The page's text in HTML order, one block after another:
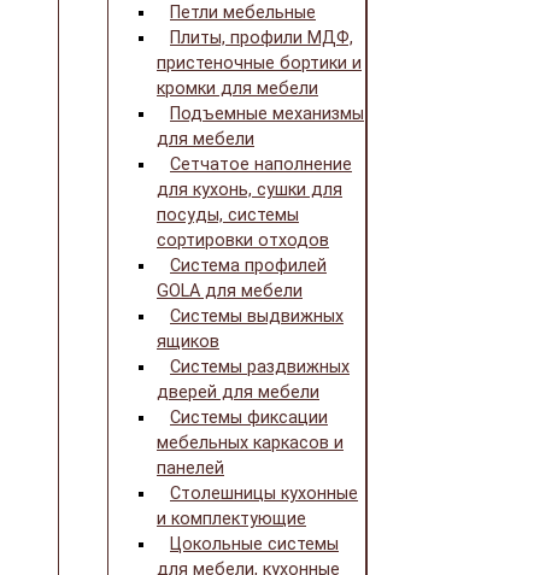
Петли мебельные
Плиты, профили МДФ,
пристеночные бортики и
кромки для мебели
Подъемные механизмы
для мебели
Сетчатое наполнение
для кухонь, сушки для
посуды, системы
сортировки отходов
Система профилей
GOLA для мебели
Системы выдвижных
ящиков
Системы раздвижных
дверей для мебели
Системы фиксации
мебельных каркасов и
панелей
Столешницы кухонные
и комплектующие
Цокольные системы
для мебели, кухонные